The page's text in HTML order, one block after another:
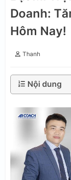
Doanh:
Hôm Nay!
Thanh
Nội dung